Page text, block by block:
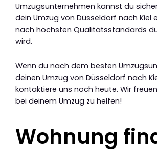
Umzugsunternehmen kannst du
dein Umzug von Düsseldorf nach Kiel
nach höchsten Qualitätsstandards
wird.
Wenn du nach dem besten
deinen Umzug von Düsseldorf nach
kontaktiere uns noch heute. Wir
bei deinem Umzug zu helfen!
Wohnung